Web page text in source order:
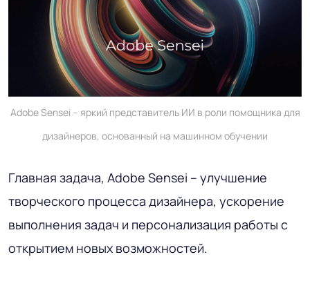
Adobe Sensei – яркий представитель ИИ в роли помощника для
дизайнеров, основанный на машинном обучении
Главная задача, Adobe Sensei – улучшение
творческого процесса дизайнера, ускорение
выполнения задач и персонализация работы с
открытием новых возможностей.